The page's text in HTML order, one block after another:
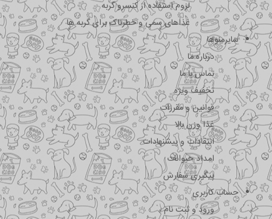
لزوم استفاده از کنسرو گربه
غذاهای سمی و خطرناک برای گربه ها
سایرمنوها
درباره ما
تماس با ما
تخفیف ویژه
قوانین و مقررات
غذا وزن بالا
انتقادات و پیشنهادات
امداد حیوانات
پیگیری سفارش
حساب کاربری
ورود و ثبت نام